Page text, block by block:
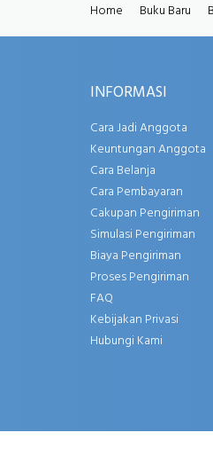
Home Buku Baru
INFORMASI
Cara Jadi Anggota
Keuntungan Anggota
Cara Belanja
Cara Pembayaran
Cakupan Pengiriman
Simulasi Pengiriman
Biaya Pengiriman
Proses Pengiriman
FAQ
Kebijakan Privasi
Hubungi Kami